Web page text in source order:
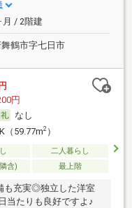
月 / 2階建
鶴市字七日市
円
なし
（59.77m2）
二人暮らし
含) 最上階
も充実◎独立した洋室
当たりも良好ですよ♪